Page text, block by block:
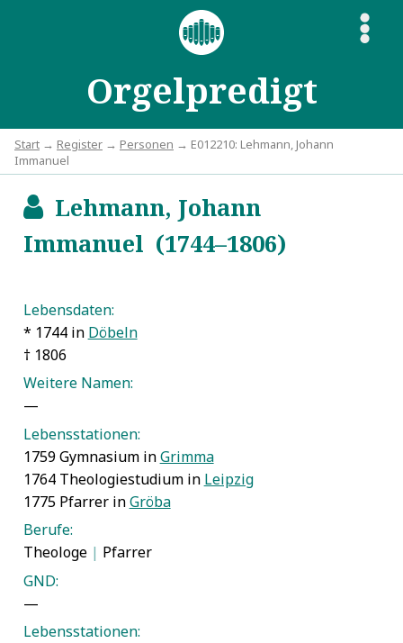
Orgelpredigt
S
Start → Register → Personen → E012210: Lehmann, Johann
Immanuel
bLehmann, Johann
Immanuel (1744–1806)
Lebensdaten:
* 1744 in Döbeln
† 1806
Weitere Namen:
—
Lebensstationen:
1759 Gymnasium inGrimma
1764 Theologiestudium in Leipzig
1775 Pfarrer inGröba
Berufe:
Theologe | Pfarrer
GND:
—
Lebensstationen: